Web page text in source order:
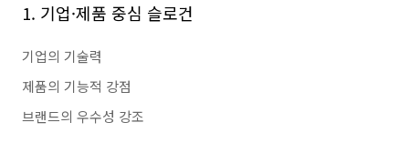
1. 기업·제품 중심 슬로건
기업의 기술력
제품의 기능적 강점
브랜드의 우수성 강조